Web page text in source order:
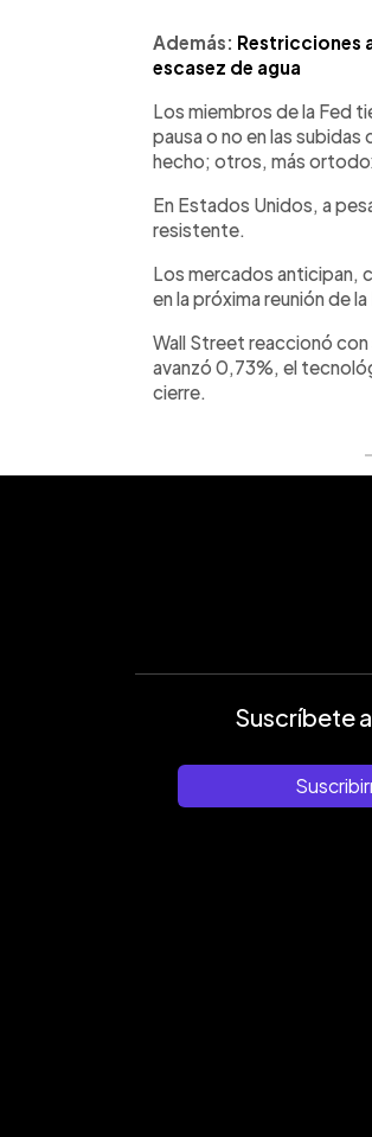
Además: Restricciones
escasez de agua
Los miembros de la Fed
pausa o no en las
hecho; otros, más
En Estados Unidos, a
resistente.
Los mercados anticipan,
en la próxima reunión de
Wall Street reaccionó
avanzó 0,73%, el
cierre.
Suscríbete